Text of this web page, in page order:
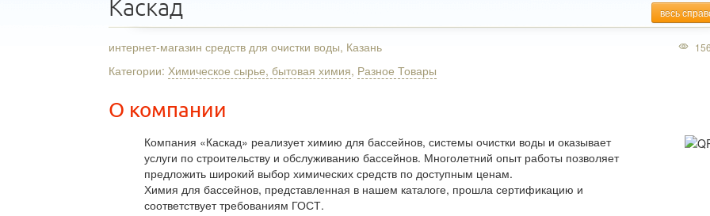
весь
Каскад
интернет-магазин средств для очистки воды, Казань
Категории: Химическое сырье, бытовая химия, Разное Товары
О компании
Компания «Каскад» реализует химию для бассейнов, системы очистки воды и оказывает
услуги по строительству и обслуживанию бассейнов. Многолетний опыт работы позволяет
предложить широкий выбор химических средств по доступным ценам.
Химия для бассейнов, представленная в нашем каталоге, прошла сертификацию и
соответствует требованиям ГОСТ.
156